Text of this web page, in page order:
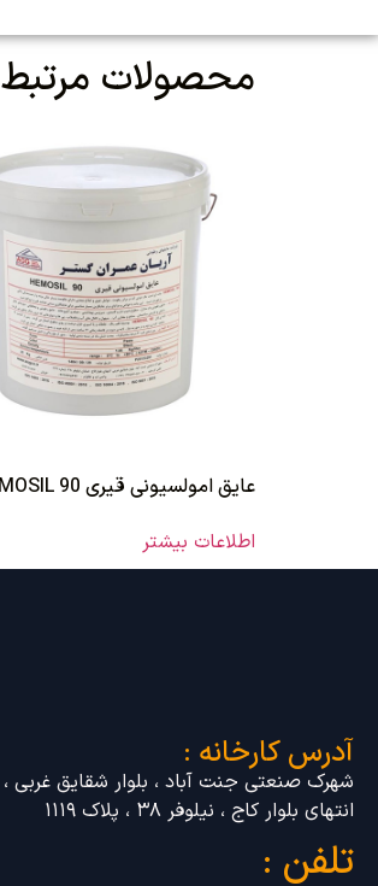
محصولات مرتبط
عایق امولسیونی قیری HEMOSIL 90
اطلاعات بیشتر
تلفن :
شهرک صنعتی جنت آباد ، بلوار شقایق غربی ،
انتهای بلوار کاج ، نیلوفر ۳۸ ، پلاک ۱۱۱۹
آدرس کارخانه :